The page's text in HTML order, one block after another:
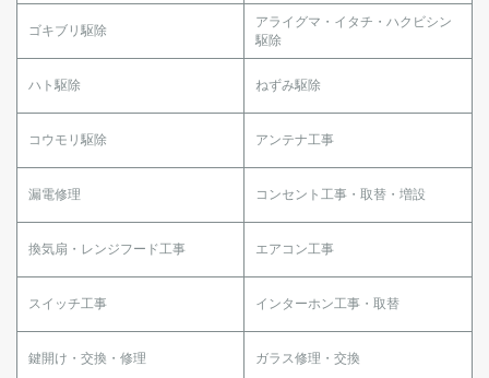
ゴキブリ駆除
アライグマ・イタチ・ハクビシン
駆除
ハト駆除 ねずみ駆除
コウモリ駆除 アンテナ工事
漏電修理 コンセント工事・取替・増設
換気扇・レンジフード工事 エアコン工事
スイッチ工事 インターホン工事・取替
鍵開け・交換・修理 ガラス修理・交換